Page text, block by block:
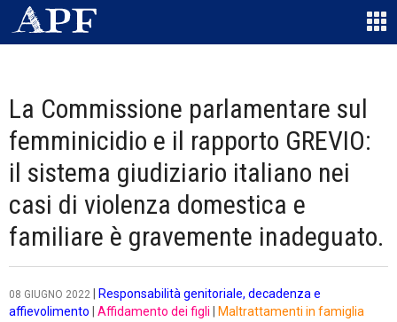
La Commissione parlamentare sul
femminicidio e il rapporto GREVIO:
il sistema giudiziario italiano nei
casi di violenza domestica e
familiare è gravemente inadeguato.
08 GIUGNO 2022
Responsabilità genitoriale, decadenza e
affievolimento
Affidamento dei figli Maltrattamenti in famiglia